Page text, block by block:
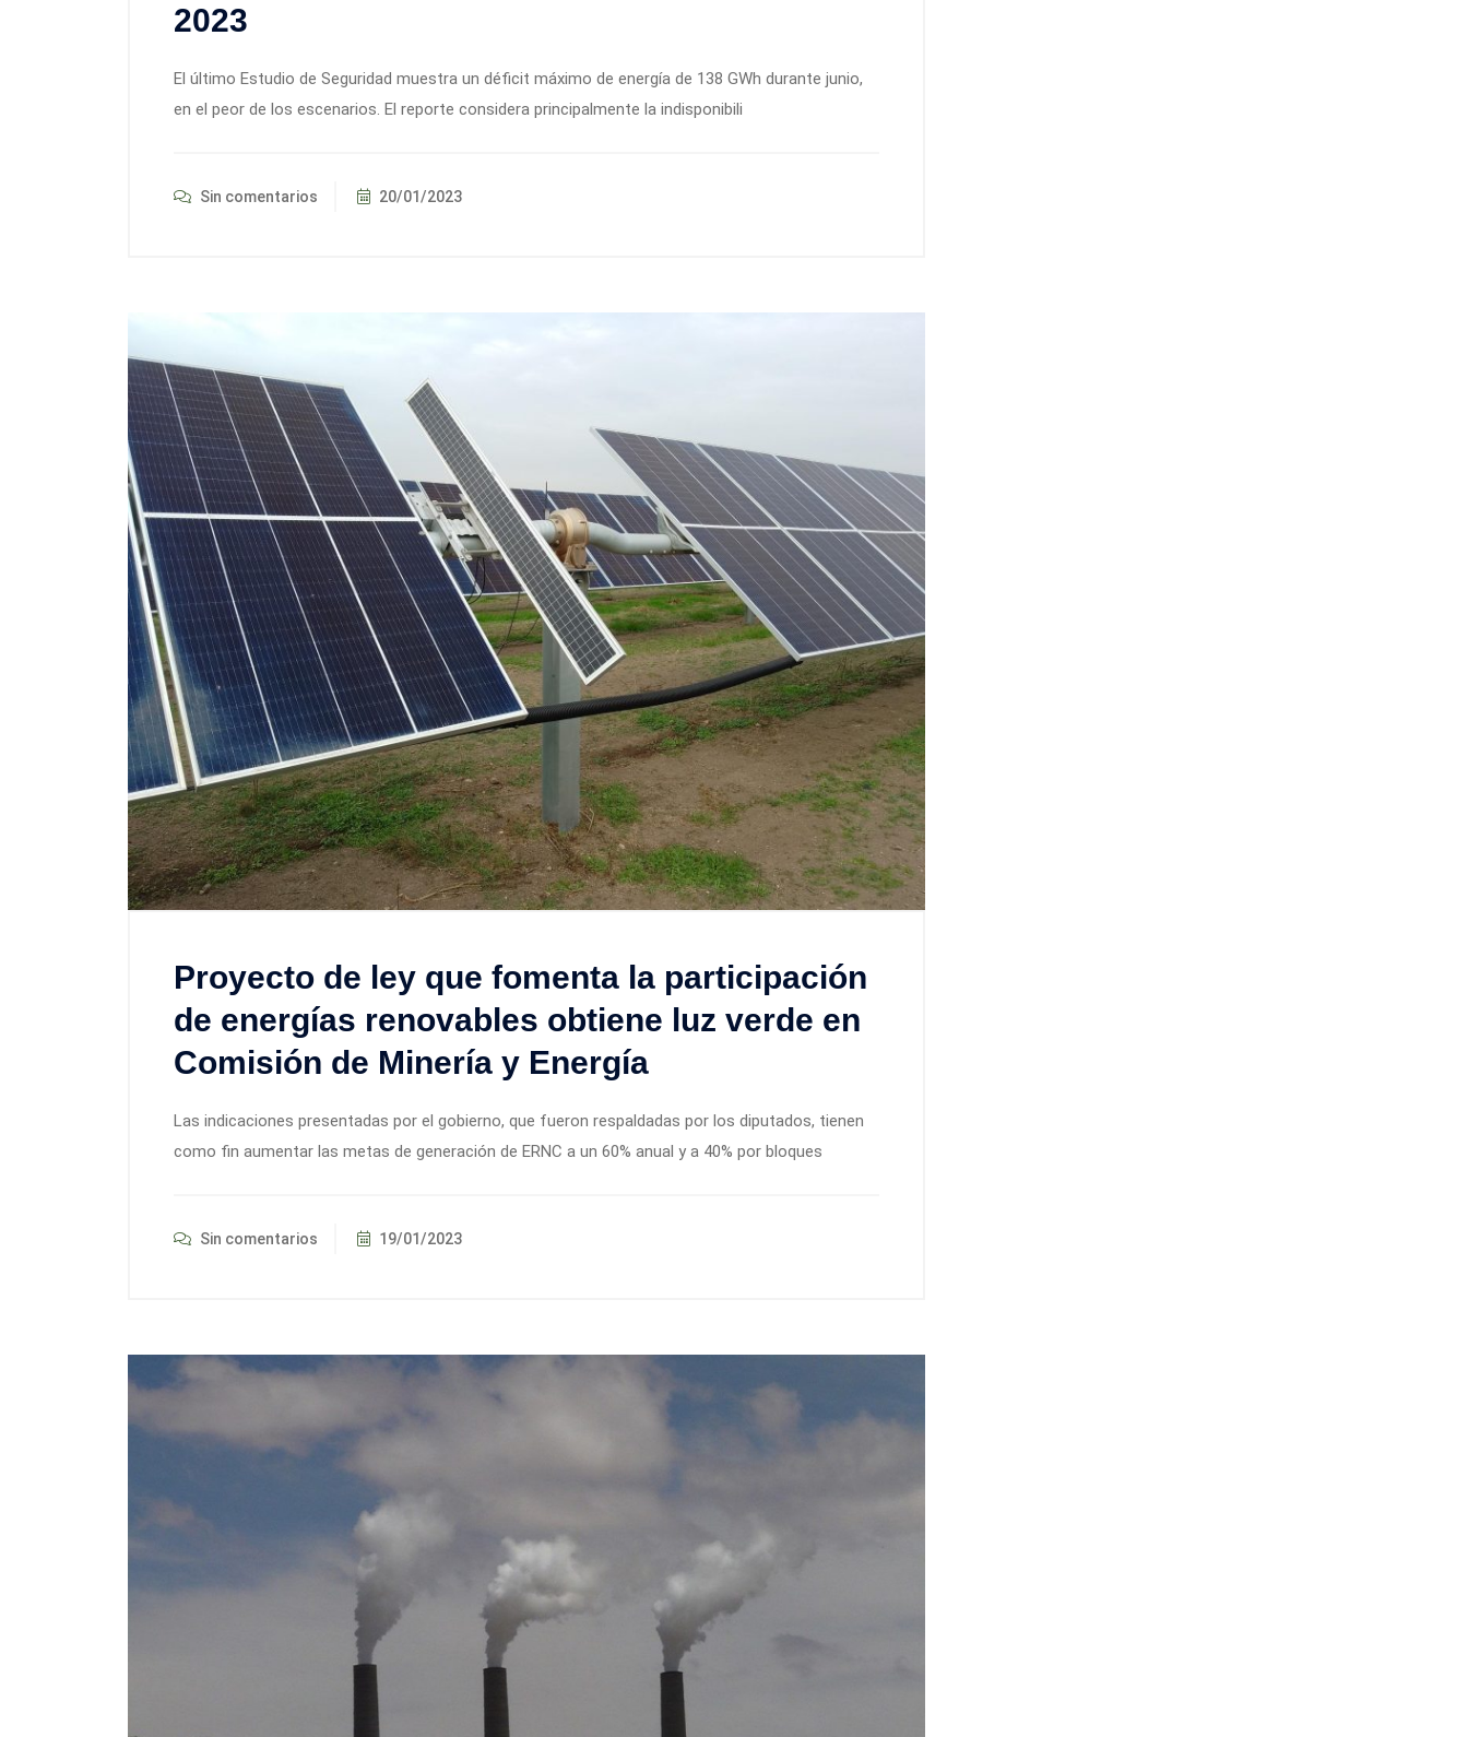
2023
El último Estudio de Seguridad muestra un déficit máximo de energía de 138 GWh durante junio,
en el peor de los escenarios. El reporte considera principalmente la indisponibili
Sin comentarios 20/01/2023
Proyecto de ley que fomenta la participación
de energías renovables obtiene luz verde en
Comisión de Minería y Energía
Las indicaciones presentadas por el gobierno, que fueron respaldadas por los diputados, tienen
como fin aumentar las metas de generación de ERNC a un 60% anual y a 40% por bloques
Sin comentarios 19/01/2023